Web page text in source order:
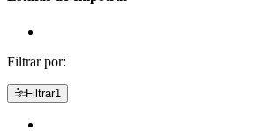
Filtrar por:
Filtrar1